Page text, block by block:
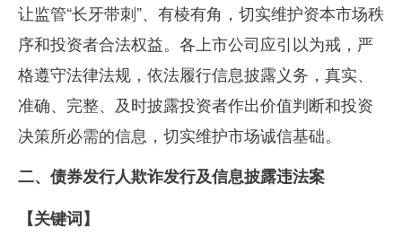
让监管“长牙带刺”、有棱有角，切实维护资本市场秩
序和投资者合法权益。各上市公司应引以为戒，严
格遵守法律法规，依法履行信息披露义务，真实、
准确、完整、及时披露投资者作出价值判断和投资
决策所必需的信息，切实维护市场诚信基础。
二、债券发行人欺诈发行及信息披露违法案
【关键词】